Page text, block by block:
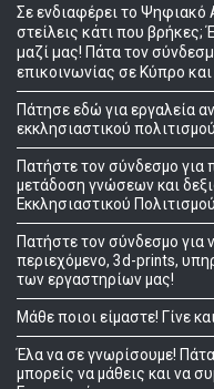
Σε ενδιαφέρει το
στείλεις κάτι που
μαζί μας! Πάτα τον
επικοινωνίας σε Κύπρο και
Πάτησε εδώ για εργαλεία
εκκλησιαστικού
Πατήστε τον σύνδεσμο για
μετάδοση γνώσεων και
Εκκλησιαστικού
Πατήστε τον σύνδεσμο για
περιεχόμενο, 3d-prints,
των εργαστηρίων μας!
Μάθε ποιοι είμαστε! Γίνε
Έλα να σε γνωρίσουμε!
μπορείς να μάθεις και να